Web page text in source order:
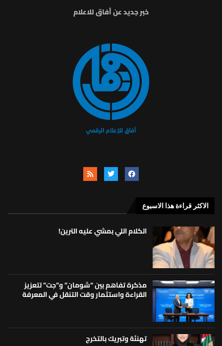
خبر جديد عن أفاق للاعلام
الاكثر قراءة هذا الاسبوع
الكلام اللي بمشي عليه الترين!
مذكرة تفاهم بين “شومان” و”جت” لتعزيز
القراءة واستثمار وقت التنقل في المعرفة
تهنئة وتبريك بالتخرج